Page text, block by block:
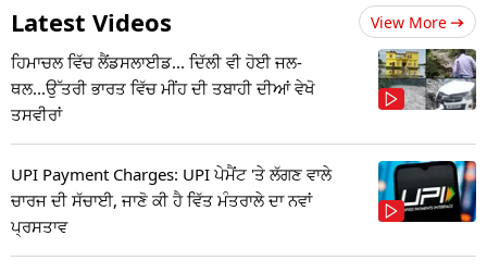
Latest Videos View More
ਹਿਮਾਚਲ ਵਿੱਚ ਲੈਂਡਸਲਾਈਡ... ਦਿੱਲੀ ਵੀ ਹੋਈ ਜਲ-
ਥਲ...ਉੱਤਰੀ ਭਾਰਤ ਵਿੱਚ ਮੀਂਹ ਦੀ ਤਬਾਹੀ ਦੀਆਂ ਵੇਖੋ
ਤਸਵੀਰਾਂ
UPI Payment Charges: UPI ਪੇਮੈਂਟ 'ਤੇ ਲੱਗਣ ਵਾਲੇ
ਚਾਰਜ ਦੀ ਸੱਚਾਈ, ਜਾਣੋ ਕੀ ਹੈ ਵਿੱਤ ਮੰਤਰਾਲੇ ਦਾ ਨਵਾਂ
ਪ੍ਰਸਤਾਵ